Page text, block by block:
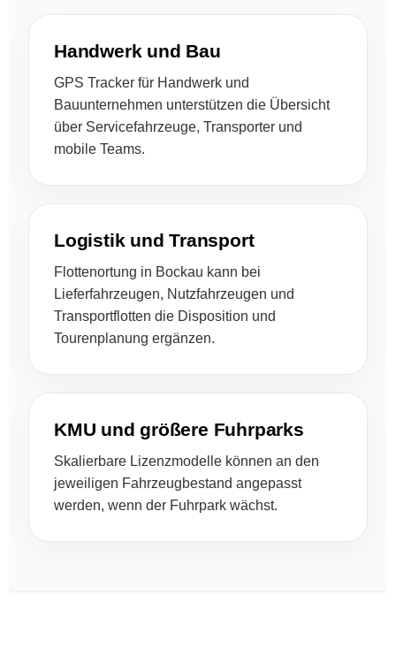
Handwerk und Bau
GPS Tracker für Handwerk und
Bauunternehmen unterstützen die Übersicht
über Servicefahrzeuge, Transporter und
mobile Teams.
Logistik und Transport
Flottenortung in Bockau kann bei
Lieferfahrzeugen, Nutzfahrzeugen und
Transportflotten die Disposition und
Tourenplanung ergänzen.
KMU und größere Fuhrparks
Skalierbare Lizenzmodelle können an den
jeweiligen Fahrzeugbestand angepasst
werden, wenn der Fuhrpark wächst.